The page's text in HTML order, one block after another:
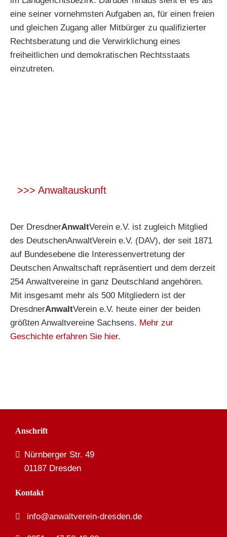
eine seiner vornehmsten Aufgaben an, für einen freien
und gleichen Zugang aller Mitbürger zu qualifizierter
Rechtsberatung und die Verwirklichung eines
freiheitlichen und demokratischen Rechtsstaats
einzutreten.
>>> Anwaltauskunft
Der DresdnerAnwaltVerein e.V. ist zugleich Mitglied
des DeutschenAnwaltVerein e.V. (DAV), der seit 1871
auf Bundesebene die Interessenvertretung der
Deutschen Anwaltschaft repräsentiert und dem derzeit
254 Anwaltvereine in ganz Deutschland angehören.
Mit insgesamt mehr als 500 Mitgliedern ist der
DresdnerAnwaltVerein e.V. heute einer der beiden
größten Anwaltvereine Sachsens. Mehr zur
Geschichte erfahren Sie hier.
Anschrift
Nürnberger Str. 49
01187 Dresden
Kontakt
info@anwaltverein-dresden.de